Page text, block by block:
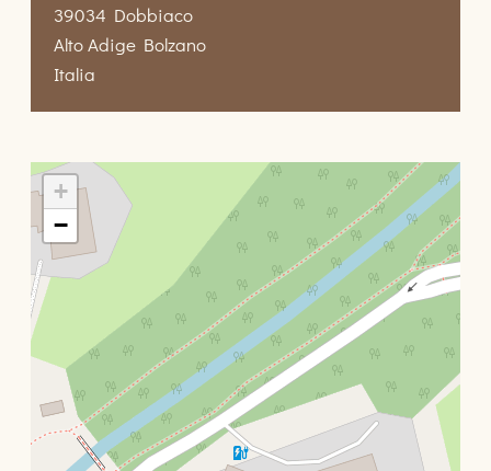
39034 Dobbiaco
Alto Adige Bolzano
Italia
+
−